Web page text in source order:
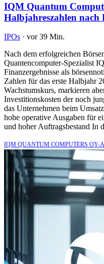
IQM Quantum
Halbjahreszahlen nach
IPOs · vor 39 Min.
Nach dem erfolgreichen
Quantencomputer-Spezialist
Finanzergebnisse als
Zahlen für das erste Halbjahr
Wachstumskurs, markieren
Investitionskosten der noch
das Unternehmen beim
hohe operative Ausgaben für
und hoher Auftragsbestand In
IQM QUANTUM COMPUTERS OY-